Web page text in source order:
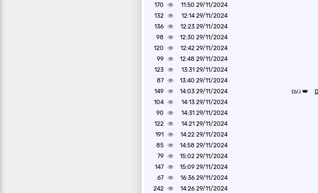
29/11/2024 11:50
170
29/11/2024 12:14
132
29/11/2024 12:23
136
29/11/2024 12:30
98
29/11/2024 12:42
120
29/11/2024 12:48
99
29/11/2024 13:31
123
29/11/2024 13:40
87
נעם 29/11/2024 14:03
149
29/11/2024 14:13
104
29/11/2024 14:31
90
29/11/2024 14:21
122
29/11/2024 14:22
191
29/11/2024 14:58
85
29/11/2024 15:02
79
29/11/2024 15:09
147
29/11/2024 16:36
67
29/11/2024 14:26
242